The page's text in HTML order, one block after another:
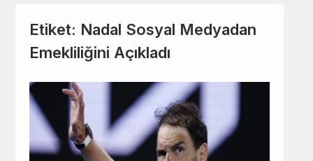
Etiket: Nadal Sosyal Medyadan
Emekliliğini Açıkladı